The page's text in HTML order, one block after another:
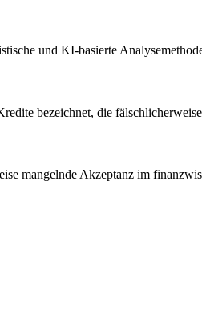
und KI-basierte
bezeichnet, die
mangelnde Akzeptanz im